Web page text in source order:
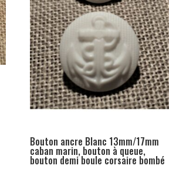
Bouton ancre Blanc 13mm/17mm
caban marin, bouton à queue,
bouton demi boule corsaire bombé